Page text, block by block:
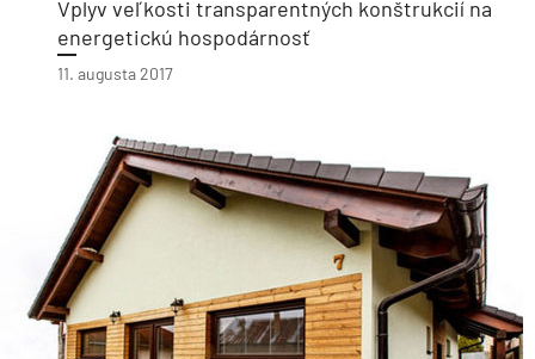
Vplyv veľkosti transparentných konštrukcií na
energetickú hospodárnosť
11. augusta 2017